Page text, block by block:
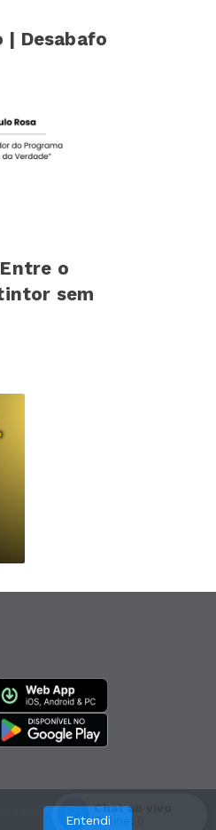
| Desabafo
o
sem
a tecnologia
Entendi
Chat ao vivo
Online: